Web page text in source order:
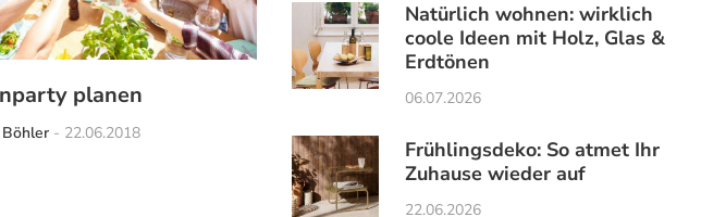
planen
Böhler - 22.06.2018
Natürlich wohnen: wirklich
coole Ideen mit Holz, Glas &
Erdtönen
06.07.2026
Frühlingsdeko: So atmet Ihr
Zuhause wieder auf
22.06.2026